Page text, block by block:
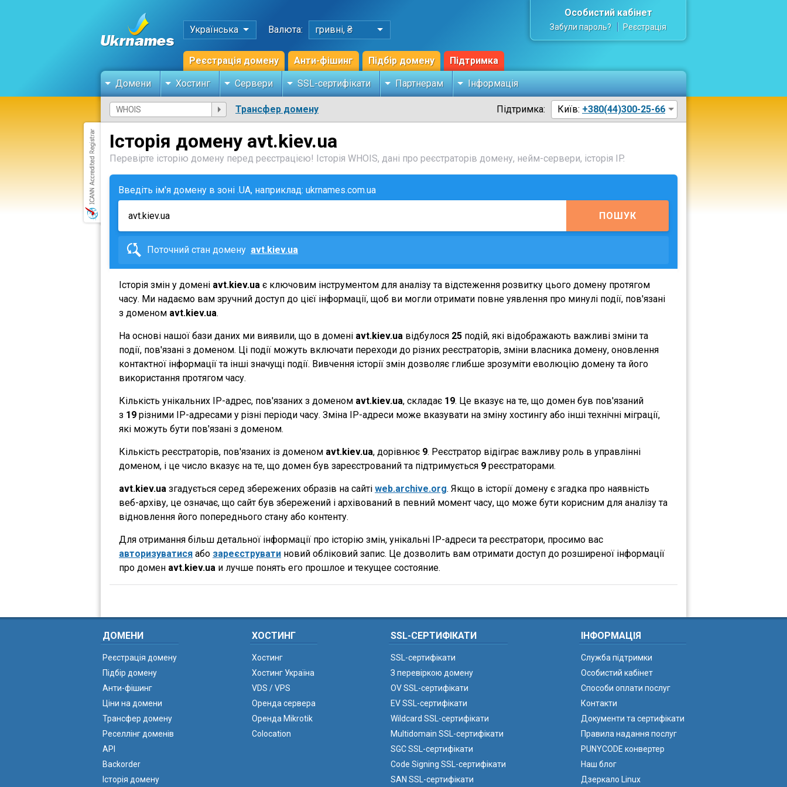
Українська Валюта: гривні, ₴
Реєстрація домену Анти-фішинг Підбір домену Підтримка
Особистий кабінет
Забули пароль? Реєстрація
Домени Хостинг Сервери SSL-сертифікати Партнерам Інформація
Трансфер домену Підтримка: Київ: +380(44)300-25-66
Історія домену avt.kiev.ua
Перевірте історію домену перед реєстрацією! Історія WHOIS, дані про реєстраторів домену, нейм-сервери, історія IP.
Введіть ім'я домену в зоні .UA, наприклад: ukrnames.com.ua
ПОШУК
Поточний стан домену avt.kiev.ua
Історія змін у домені avt.kiev.ua є ключовим інструментом для аналізу та відстеження розвитку цього домену протягом
часу. Ми надаємо вам зручний доступ до цієї інформації, щоб ви могли отримати повне уявлення про минулі події, пов'язані
з доменом avt.kiev.ua.
На основі нашої бази даних ми виявили, що в домені avt.kiev.ua відбулося 25 подій, які відображають важливі зміни та
події, пов'язані з доменом. Ці події можуть включати переходи до різних реєстраторів, зміни власника домену, оновлення
контактної інформації та інші значущі події. Вивчення історії змін дозволяє глибше зрозуміти еволюцію домену та його
використання протягом часу.
Кількість унікальних IP-адрес, пов'язаних з доменом avt.kiev.ua, складає 19. Це вказує на те, що домен був пов'язаний
з 19 різними IP-адресами у різні періоди часу. Зміна IP-адреси може вказувати на зміну хостингу або інші технічні міграції,
які можуть бути пов'язані з доменом.
Кількість реєстраторів, пов'язаних із доменом avt.kiev.ua, дорівнює 9. Реєстратор відіграє важливу роль в управлінні
доменом, і це число вказує на те, що домен був зареєстрований та підтримується 9 реєстраторами.
avt.kiev.ua згадується серед збережених образів на сайті web.archive.org. Якщо в історії домену є згадка про наявність
веб-архіву, це означає, що сайт був збережений і архівований в певний момент часу, що може бути корисним для аналізу та
відновлення його попереднього стану або контенту.
Для отримання більш детальної інформації про історію змін, унікальні IP-адреси та реєстратори, просимо вас
авторизуватися або зареєструвати новий обліковий запис. Це дозволить вам отримати доступ до розширеної інформації
про домен avt.kiev.ua и лучше понять его прошлое и текущее состояние.
ДОМЕНИ
Реєстрація домену
Підбір домену
Анти-фішинг
Ціни на домени
Трансфер домену
Реселлінг доменів
API
Backorder
Історія домену
ХОСТИНГ
Хостинг
Хостинг Україна
VDS / VPS
Оренда сервера
Оренда Mikrotik
Colocation
SSL-СЕРТИФІКАТИ
SSL-сертифікати
З перевіркою домену
OV SSL-сертифікати
EV SSL-сертифікати
Wildcard SSL-сертифікати
Multidomain SSL-сертифікати
SGC SSL-сертифікати
Code Signing SSL-сертифікати
SAN SSL-сертифікати
ІНФОРМАЦІЯ
Служба підтримки
Особистий кабінет
Способи оплати послуг
Контакти
Документи та сертифікати
Правила надання послуг
PUNYCODE конвертер
Наш блог
Дзеркало Linux